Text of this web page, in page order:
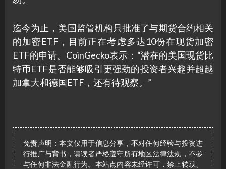
迄今为止，美国监管机构只批准了与期货合约相关
的加密ETF，目前正在考虑多达10份在现货加密
ETF的申请。CoinGecko表示：“潜在的美国现货比
特币ETF是否能够吸引更强劲的投资者兴趣并超越
加拿大和德国ETF，还有待观察。”
免责声明：本文仅用于信息分享，不对任何经验与投资进
行推广与背书，请读者严格遵守所有地区法律法规，不参
与任何非法金融行为。本站点内容未经许可，禁止转载、